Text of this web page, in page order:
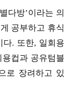
다방’이라는 의
공부하고 휴식
. 또한, 일회용
컵과 공유텀블
로 장려하고 있